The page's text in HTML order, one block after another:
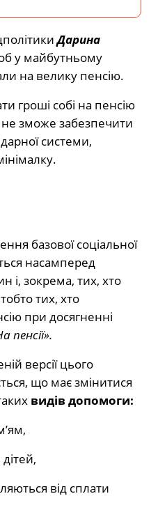
Дарина
у майбутньому
на велику пенсію.
гроші собі на пенсію
зможе забезпечити
системи,
базової соціальної
насамперед
і, зокрема, тих, хто
тих, хто
при досягненні
пенсії».
версії цього
що має змінитися
видів допомоги:
від сплати